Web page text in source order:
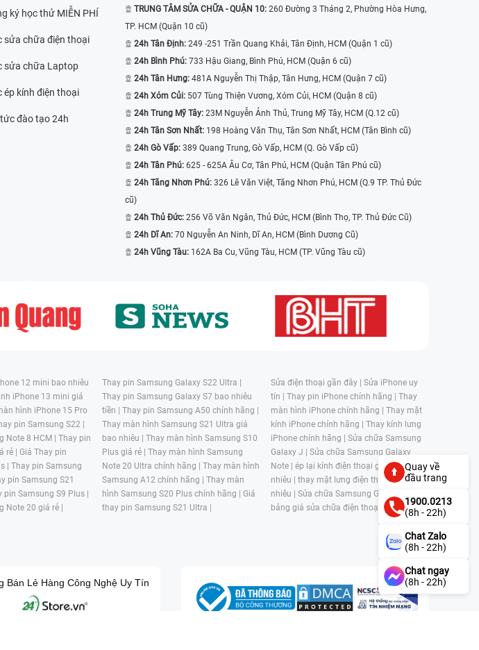
ký học thử MIỄN PHÍ
sửa chữa điện thoại
sửa chữa Laptop
ép kính điện thoại
đào tạo 24h
TRUNG TÂM SỬA CHỮA - QUẬN 10: 260 Đường 3 Tháng 2, Phường Hòa Hưng,
TP. HCM (Quận 10 cũ)
24h Tân Định: 249 -251 Trần Quang Khải, Tân Định, HCM (Quận 1 cũ)
24h Bình Phú: 733 Hậu Giang, Bình Phú, HCM (Quận 6 cũ)
24h Tân Hưng: 481A Nguyễn Thị Thập, Tân Hưng, HCM (Quận 7 cũ)
24h Xóm Củi: 507 Tùng Thiện Vương, Xóm Củi, HCM (Quận 8 cũ)
24h Trung Mỹ Tây: 23M Nguyễn Ảnh Thủ, Trung Mỹ Tây, HCM (Q.12 cũ)
24h Tân Sơn Nhất: 198 Hoàng Văn Thụ, Tân Sơn Nhất, HCM (Tân Bình cũ)
24h Gò Vấp: 389 Quang Trung, Gò Vấp, HCM (Q. Gò Vấp cũ)
24h Tân Phú: 625 - 625A Âu Cơ, Tân Phú, HCM (Quận Tân Phú cũ)
24h Tăng Nhơn Phú: 326 Lê Văn Việt, Tăng Nhơn Phú, HCM (Q.9 TP. Thủ Đức
cũ)
24h Thủ Đức: 256 Võ Văn Ngân, Thủ Đức, HCM (Bình Thọ, TP. Thủ Đức Cũ)
24h Dĩ An: 70 Nguyễn An Ninh, Dĩ An, HCM (Bình Dương Cũ)
24h Vũng Tàu: 162A Ba Cu, Vũng Tàu, HCM (TP. Vũng Tàu cũ)
12 mini bao nhiêu
iPhone 13 mini giá
hình iPhone 15 Pro
pin Samsung S22 |
Note 8 HCM | Thay pin
rẻ | Giá Thay pin
| Thay pin Samsung
pin Samsung S21
pin Samsung S9 Plus |
Note 20 giá rẻ |
Thay pin Samsung Galaxy S22 Ultra |
Thay pin Samsung Galaxy S7 bao nhiêu
tiền | Thay pin Samsung A50 chính hãng |
Thay màn hình Samsung S21 Ultra giá
bao nhiêu | Thay màn hình Samsung S10
Plus giá rẻ | Thay màn hình Samsung
Note 20 Ultra chính hãng | Thay màn hình
Samsung A12 chính hãng | Thay màn
hình Samsung S20 Plus chính hãng | Giá
thay pin Samsung S21 Ultra |
Sửa điện thoại gần đây | Sửa iPhone uy
tín | Thay pin iPhone chính hãng | Thay
màn hình iPhone chính hãng | Thay mặt
kính iPhone chính hãng | Thay kính lưng
iPhone chính hãng | Sửa chữa Samsung
Galaxy J | Sửa chữa Samsung Galaxy
Note | ép lại kính điện thoại giá bao
nhiêu | thay mặt lưng điện thoại giá bao
nhiêu | Sửa chữa Samsung Galaxy S |
bảng giá sửa chữa điện thoại samsung |
Bán Lẻ Hàng Công Nghệ Uy Tín
Quay về
đầu trang
1900.0213
(8h - 22h)
Chat Zalo
(8h - 22h)
Chat ngay
(8h - 22h)